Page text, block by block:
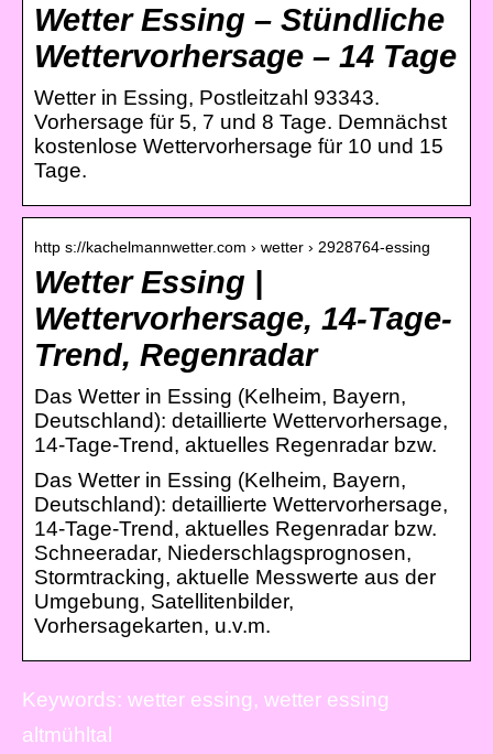
Wetter Essing – Stündliche
Wettervorhersage – 14 Tage
Wetter in Essing, Postleitzahl 93343.
Vorhersage für 5, 7 und 8 Tage. Demnächst
kostenlose Wettervorhersage für 10 und 15
Tage.
http s://kachelmannwetter.com › wetter › 2928764-essing
Wetter Essing |
Wettervorhersage, 14-Tage-
Trend, Regenradar
Das Wetter in Essing (Kelheim, Bayern,
Deutschland): detaillierte Wettervorhersage,
14-Tage-Trend, aktuelles Regenradar bzw.
Das Wetter in Essing (Kelheim, Bayern,
Deutschland): detaillierte Wettervorhersage,
14-Tage-Trend, aktuelles Regenradar bzw.
Schneeradar, Niederschlagsprognosen,
Stormtracking, aktuelle Messwerte aus der
Umgebung, Satellitenbilder,
Vorhersagekarten, u.v.m.
Keywords: wetter essing, wetter essing
altmühltal